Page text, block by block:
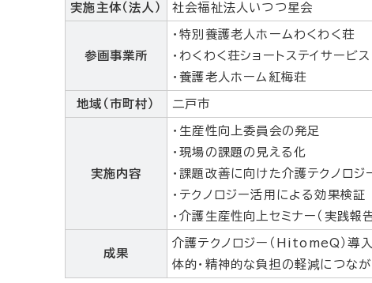
実施主体（法人） 社会福祉法人いつつ星会
参画事業所
・特別養護老人ホームわくわく荘
・わくわく荘ショートステイサービス
・養護老人ホーム紅梅荘
地域（市町村） 二戸市
実施内容
・生産性向上委員会の発足
・現場の課題の見える化
・課題改善に向けた介護テクノロ
・テクノロジー活用による効果検証
・介護生産性向上セミナー（実践報
成果
介護テクノロジー（HitomeQ）導
体的・精神的な負担の軽減につなが